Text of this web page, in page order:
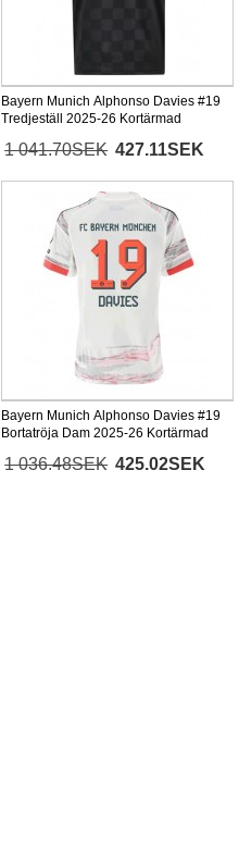
Bayern Munich Alphonso Davies #19
Tredjeställ 2025-26 Kortärmad
1 041.70SEK 427.11SEK
Bayern Munich Alphonso Davies #19
Bortatröja Dam 2025-26 Kortärmad
1 036.48SEK 425.02SEK